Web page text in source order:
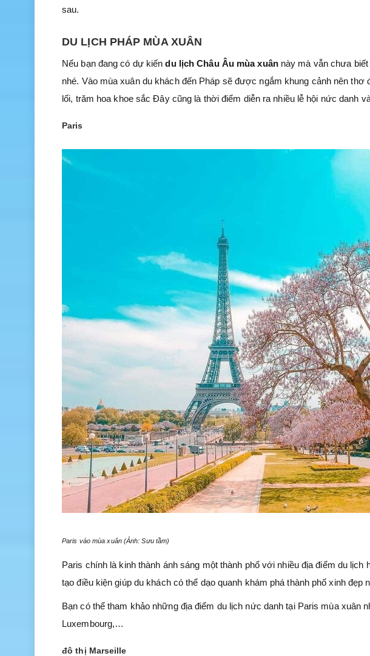
sau.
DU LỊCH PHÁP MÙA XUÂN
Nếu bạn đang có dự kiến du lịch Châu Âu mùa xuân này mà vẫn chưa
nhé. Vào mùa xuân du khách đến Pháp sẽ được ngắm khung cảnh nên
lối, trăm hoa khoe sắc Đây cũng là thời điểm diễn ra nhiều lễ hội nức danh
Paris
Paris vào mùa xuân (Ảnh: Sưu tầm)
Paris chính là kinh thành ánh sáng một thành phố với nhiều địa điểm du
tạo điều kiện giúp du khách có thể dạo quanh khám phá thành phố xinh đẹp
Bạn có thể tham khảo những địa điểm du lịch nức danh tại Paris mùa xuân
Luxembourg,…
đô thị Marseille